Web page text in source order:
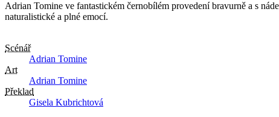
Adrian Tomine ve fantastickém černobílém provedení bravurně a s
naturalistické a plné emocí.
Scénář
Adrian Tomine
Art
Adrian Tomine
Překlad
Gisela Kubrichtová